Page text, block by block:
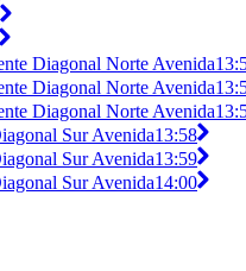
Diagonal Norte Avenida
Diagonal Norte Avenida
Diagonal Norte Avenida
Sur Avenida13:58
Sur Avenida13:59
Sur Avenida14:00